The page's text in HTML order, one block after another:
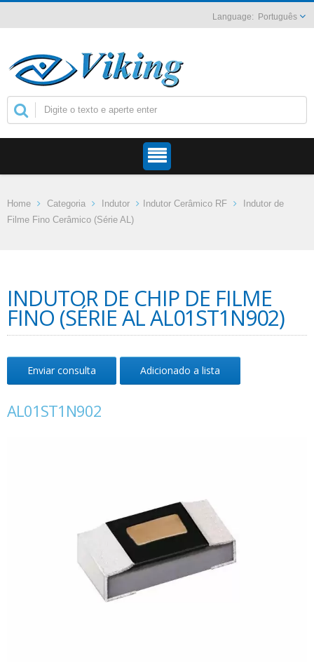
Português
Home Categoria Indutor Indutor Cerâmico RF
Indutor de
Filme Fino Cerâmico (Série AL)
INDUTOR DE CHIP DE FILME
FINO (SÉRIE AL AL01ST1N902)
Enviar consulta Adicionado a lista
AL01ST1N902